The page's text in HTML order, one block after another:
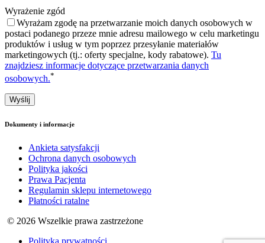
Wyrażenie zgód
Wyrażam zgodę na przetwarzanie moich danych osobowych w
postaci podanego przeze mnie adresu mailowego w celu marketingu
produktów i usług w tym poprzez przesyłanie materiałów
marketingowych (tj.: oferty specjalne, kody rabatowe). Tu
znajdziesz informacje dotyczące przetwarzania danych
osobowych.*
Dokumenty i informacje
Ankieta satysfakcji
Ochrona danych osobowych
Polityka jakości
Prawa Pacjenta
Regulamin sklepu internetowego
Płatności ratalne
© 2026 Wszelkie prawa zastrzeżone